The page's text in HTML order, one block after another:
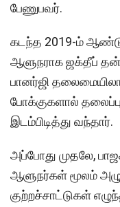
பேணுபவர்.
கடந்த 2019-ம்
ஆளுநராக ஜக்தீப்
பானர்ஜி
போக்குகளால்
இடம்பிடித்து வந்தார்.
அப்போது முதலே,
ஆளுநர்கள் மூலம்
குற்றச்சாட்டுகள்